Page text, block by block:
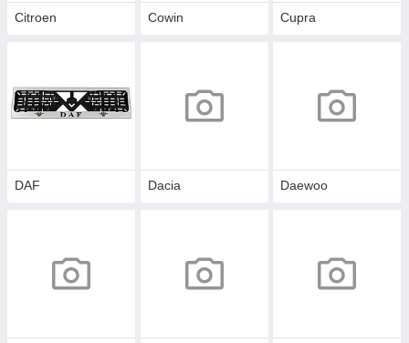
Citroen Cowin Cupra
DAF Dacia Daewoo